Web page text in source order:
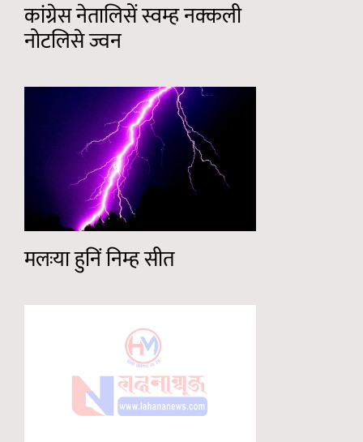
कांग्रेस नेतालिसें स्वम्ह नक्कली
नोटलिसे ज्वन
मलःया हुनिं निम्ह सीत